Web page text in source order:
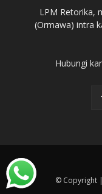
LPM Retorika,
(Ormawa) intra
Hubungi
© Copyright